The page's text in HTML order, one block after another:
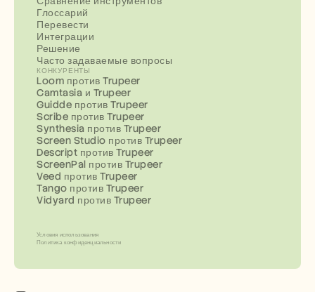
Глоссарий
Перевести
Интеграции
Решение
Часто задаваемые вопросы
КОНКУРЕНТЫ
Loom против Trupeer
Camtasia и Trupeer
Guidde против Trupeer
Scribe против Trupeer
Synthesia против Trupeer
Screen Studio против Trupeer
Descript против Trupeer
ScreenPal против Trupeer
Veed против Trupeer
Tango против Trupeer
Vidyard против Trupeer
Условия использования
Политика конфиденциальности